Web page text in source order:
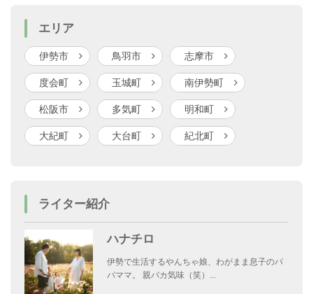
エリア
伊勢市 鳥羽市 志摩市
度会町 玉城町 南伊勢町
松阪市 多気町 明和町
大紀町 大台町 紀北町
ライター紹介
ハナチロ
伊勢で生活するやんちゃ娘、わがまま息子のパ
パママ。 親バカ気味（笑）...